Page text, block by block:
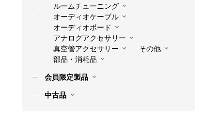
ルームチューニング
オーディオケーブル
オーディオボード
アナログアクセサリー
真空管アクセサリー
その他
部品・消耗品
会員限定製品
中古品